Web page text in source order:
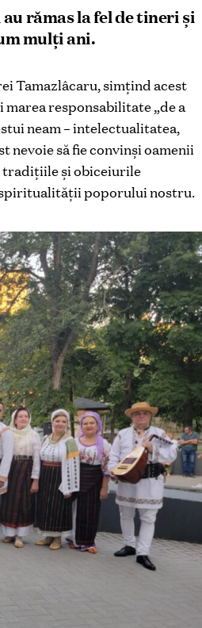
rămas la fel de tineri și
mulți ani.
Tamazlâcaru, simțind acest
responsabilitate „de a
neam – intelectualitatea,
nevoie să fie convinși oamenii
tradițiile și obiceiurile
poporului nostru.